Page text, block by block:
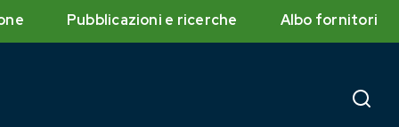
Pubblicazioni e ricerche Albo fornitori